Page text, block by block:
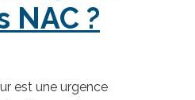
NAC ?
est une urgence